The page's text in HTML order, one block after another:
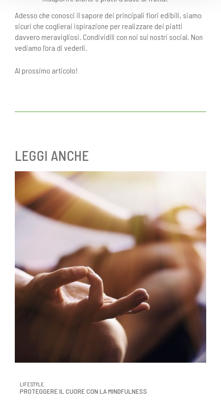
Adesso che conosci il sapore dei principali fiori edibili, siamo
sicuri che coglierai ispirazione per realizzare dei piatti
davvero meravigliosi. Condividili con noi sui nostri social. Non
vediamo l’ora di vederli.
Al prossimo articolo!
LEGGI ANCHE
LIFESTYLE
PROTEGGERE IL CUORE CON LA MINDFULNESS